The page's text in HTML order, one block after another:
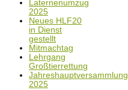
Laternenumzug
2025
Neues HLF20
in Dienst
gestellt
Mitmachtag
Lehrgang
Großtierrettung
Jahreshauptversammlung
2025